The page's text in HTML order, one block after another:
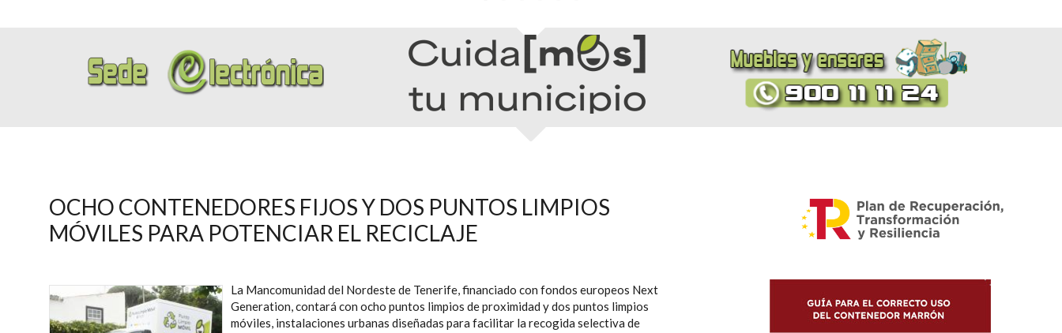
OCHO CONTENEDORES FIJOS Y DOS PUNTOS LIMPIOS
MÓVILES PARA POTENCIAR EL RECICLAJE
La Mancomunidad del Nordeste de Tenerife, financiado con fondos europeos Next
Generation, contará con ocho puntos limpios de proximidad y dos puntos limpios
móviles, instalaciones urbanas diseñadas para facilitar la recogida selectiva de